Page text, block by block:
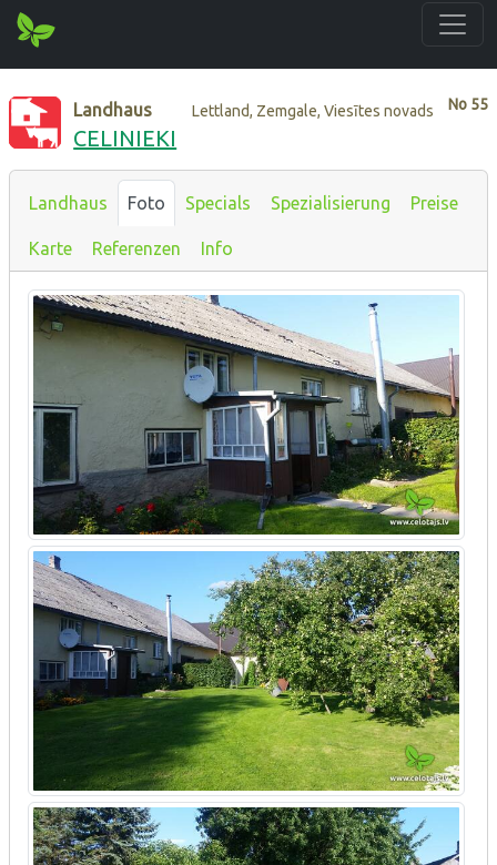
No 55
Landhaus Lettland, Zemgale, Viesītes novads
CELINIEKI
Landhaus Foto Specials Spezialisierung Preise
Karte Referenzen Info